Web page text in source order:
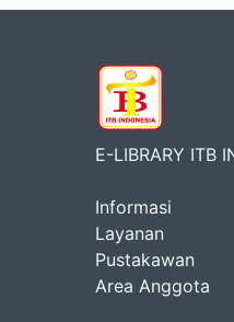
E-LIBRARY ITB
Informasi
Layanan
Pustakawan
Area Anggota